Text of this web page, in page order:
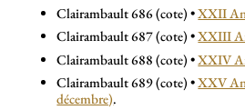
Clairambault 686 (cote) •XXII
Clairambault 687 (cote) •XXIII
Clairambault 688 (cote) •XXIV
Clairambault 689 (cote) •XXV
décembre).